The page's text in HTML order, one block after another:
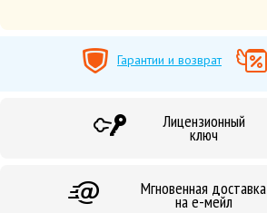
Гарантии и возврат
Лицензионный
ключ
Мгновенная доставка
на е-мейл